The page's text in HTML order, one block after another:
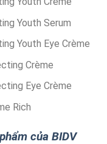
Youth Serum
Youth Eye Crème
Crème
Eye Crème
Rich
của BIDV